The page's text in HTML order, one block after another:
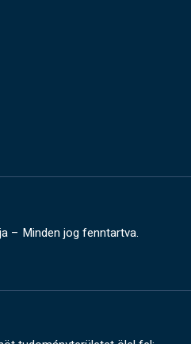
– Minden jog fenntartva.